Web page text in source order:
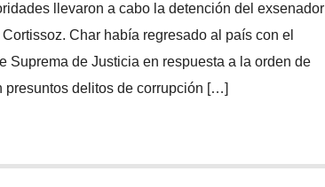
llevaron a cabo la detención del exsenador
Char había regresado al país con el
Suprema de Justicia en respuesta a la orden de
presuntos delitos de corrupción […]